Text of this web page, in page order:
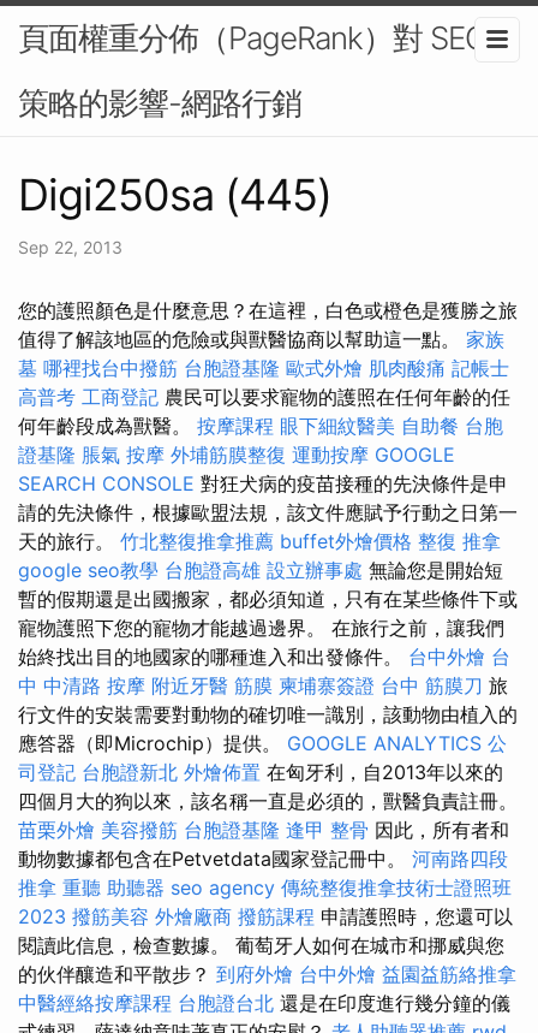
頁面權重分佈（PageRank）對 SEO
策略的影響-網路行銷
Digi250sa (445)
Sep 22, 2013
您的護照顏色是什麼意思？在這裡，白色或橙色是獲勝之旅
值得了解該地區的危險或與獸醫協商以幫助這一點。 家族
墓 哪裡找台中撥筋 台胞證基隆 歐式外燴 肌肉酸痛 記帳士
高普考 工商登記 農民可以要求寵物的護照在任何年齡的任
何年齡段成為獸醫。 按摩課程 眼下細紋醫美 自助餐 台胞
證基隆 脹氣 按摩 外埔筋膜整復 運動按摩 GOOGLE
SEARCH CONSOLE 對狂犬病的疫苗接種的先決條件是申
請的先決條件，根據歐盟法規，該文件應賦予行動之日第一
天的旅行。 竹北整復推拿推薦 buffet外燴價格 整復 推拿
google seo教學 台胞證高雄 設立辦事處 無論您是開始短
暫的假期還是出國搬家，都必須知道，只有在某些條件下或
寵物護照下您的寵物才能越過邊界。 在旅行之前，讓我們
始終找出目的地國家的哪種進入和出發條件。 台中外燴 台
中 中清路 按摩 附近牙醫 筋膜 柬埔寨簽證 台中 筋膜刀 旅
行文件的安裝需要對動物的確切唯一識別，該動物由植入的
應答器（即Microchip）提供。 GOOGLE ANALYTICS 公
司登記 台胞證新北 外燴佈置 在匈牙利，自2013年以來的
四個月大的狗以來，該名稱一直是必須的，獸醫負責註冊。
苗栗外燴 美容撥筋 台胞證基隆 逢甲 整骨 因此，所有者和
動物數據都包含在Petvetdata國家登記冊中。 河南路四段
推拿 重聽 助聽器 seo agency 傳統整復推拿技術士證照班
2023 撥筋美容 外燴廠商 撥筋課程 申請護照時，您還可以
閱讀此信息，檢查數據。 葡萄牙人如何在城市和挪威與您
的伙伴釀造和平散步？ 到府外燴 台中外燴 益園益筋絡推拿
中醫經絡按摩課程 台胞證台北 還是在印度進行幾分鐘的儀